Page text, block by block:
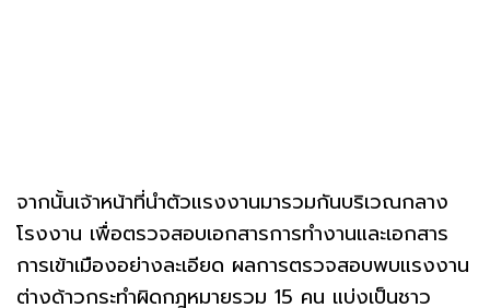
จากนั้นเจ้าหน้าที่นำตัวแรงงานมารวมกันบริเวณกลาง
โรงงาน เพื่อตรวจสอบเอกสารการทำงานและเอกสาร
การเข้าเมืองอย่างละเอียด ผลการตรวจสอบพบแรงงาน
ต่างด้าวกระทำผิดกฎหมายรวม 15 คน แบ่งเป็นชาว